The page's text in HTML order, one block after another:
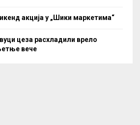
акција у „Шики маркетима“
цеза расхладили врело
вече